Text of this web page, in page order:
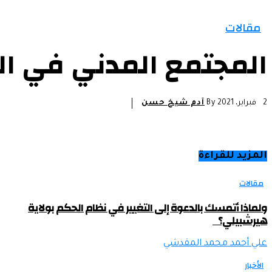
مقالات
المجتمع المدني في
2 فبراير، 2021 By آدم شيخ حسن
المزيد للقراءة
مقالات
ولماذا أتمسك بالدعوة إلى التغيير في نظام الحكم بولاية
هيرشبيلي؟
علي أحمد محمد المقدشي
الأخبار